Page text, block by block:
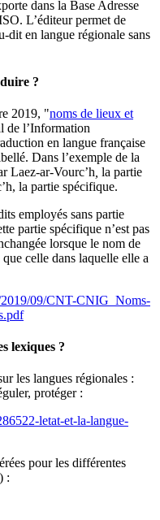
dans la Base Adresse
L’éditeur permet de
dit en langue régionale sans
?
2019, "noms de lieux et
de l’Information
en langue française
Dans l’exemple de la
Laez-ar-Vourc’h la partie
la partie spécifique.
employés sans partie
partie spécifique n’est pas
lorsque le nom de
celle dans laquelle elle a
09/CNT-CNIG_Noms-
lexiques ?
les langues régionales :
protéger :
letat-et-la-langue-
pour les différentes
: